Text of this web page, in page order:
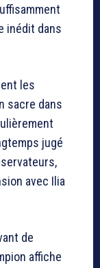
inédit dans
les
sacre dans
jugé
avec Ilia
de
affiche